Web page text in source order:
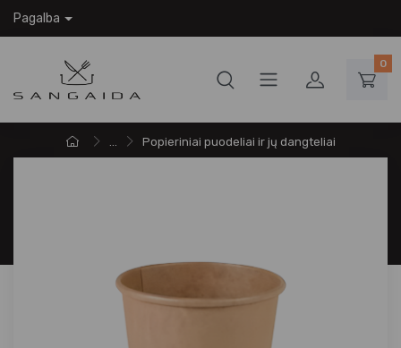
Pagalba
0
... Popieriniai puodeliai ir jų dangteliai